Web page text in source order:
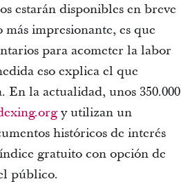
estarán disponibles en breve
impresionante, es que
para acometer la labor
eso explica el que
En la actualidad, unos 350.000
y utilizan un
históricos de interés
gratuito con opción de
público.